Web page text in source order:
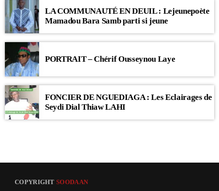
LA COMMUNAUTÉ EN DEUIL : Lejeunepoète
Mamadou Bara Samb parti si jeune
PORTRAIT – Chérif Ousseynou Laye
FONCIER DE NGUEDIAGA : Les Eclairages de
Seydi Dial Thiaw LAHI
COPYRIGHTSOODAAN